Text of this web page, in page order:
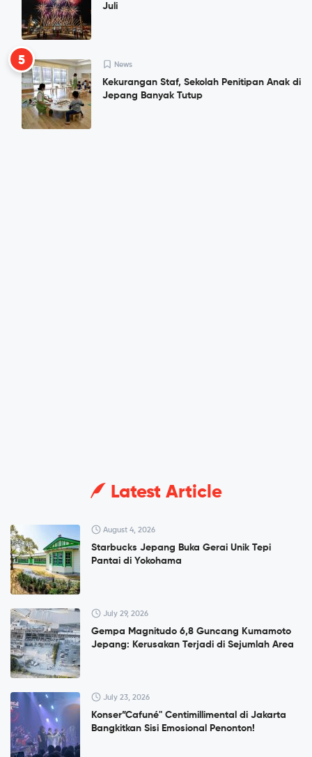
Juli
5 News
Kekurangan Staf, Sekolah Penitipan Anak di
Jepang Banyak Tutup
Latest Article
August 4, 2026
Starbucks Jepang Buka Gerai Unik Tepi
Pantai di Yokohama
July 29, 2026
Gempa Magnitudo 6,8 Guncang Kumamoto
Jepang: Kerusakan Terjadi di Sejumlah Area
July 23, 2026
Konser”Cafuné" Centimillimental di Jakarta
Bangkitkan Sisi Emosional Penonton!